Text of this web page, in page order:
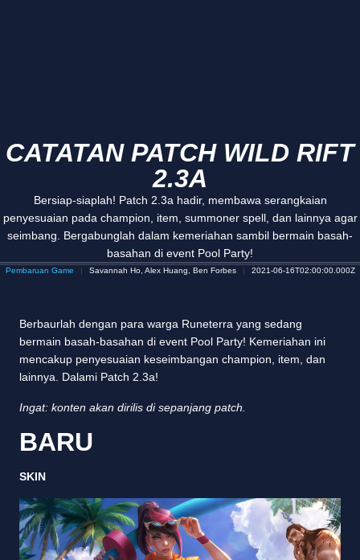
CATATAN PATCH WILD RIFT
2.3A
Bersiap-siaplah! Patch 2.3a hadir, membawa serangkaian
penyesuaian pada champion, item, summoner spell, dan lainnya agar
seimbang. Bergabunglah dalam kemeriahan sambil bermain basah-
basahan di event Pool Party!
Pembaruan Game Savannah Ho, Alex Huang, Ben Forbes 2021-06-16T02:00:00.000Z
Berbaurlah dengan para warga Runeterra yang sedang
bermain basah-basahan di event Pool Party! Kemeriahan ini
mencakup penyesuaian keseimbangan champion, item, dan
lainnya. Dalami Patch 2.3a!
Ingat: konten akan dirilis di sepanjang patch.
BARU
SKIN